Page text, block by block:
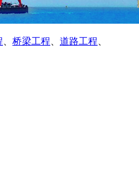
、 桥梁工程、 道路工程、